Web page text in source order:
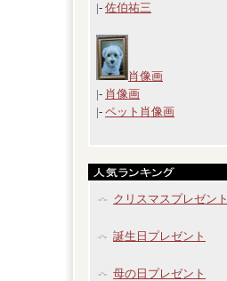
|- 佐伯祐三
肖像画
|- 肖像画
|- ペット肖像画
クリスマスプレゼント
誕生日プレゼント
母の日プレゼント